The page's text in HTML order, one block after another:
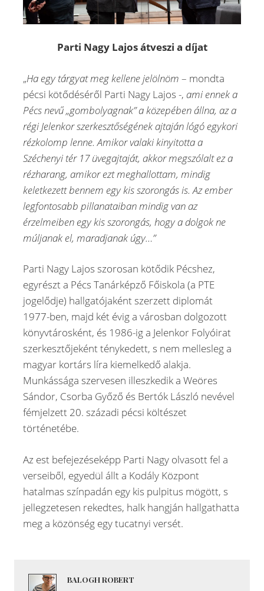
Parti Nagy Lajos átveszi a díjat
„Ha egy tárgyat meg kellene jelölnöm – mondta
pécsi kötődéséről Parti Nagy Lajos -, ami ennek a
Pécs nevű „gombolyagnak” a közepében állna, az a
régi Jelenkor szerkesztőségének ajtaján lógó egykori
rézkolomp lenne. Amikor valaki kinyitotta a
Széchenyi tér 17 üvegajtaját, akkor megszólalt ez a
rézharang, amikor ezt meghallottam, mindig
keletkezett bennem egy kis szorongás is. Az ember
legfontosabb pillanataiban mindig van az
érzelmeiben egy kis szorongás, hogy a dolgok ne
múljanak el, maradjanak úgy…”
Parti Nagy Lajos szorosan kötődik Pécshez,
egyrészt a Pécs Tanárképző Főiskola (a PTE
jogelődje) hallgatójaként szerzett diplomát
1977-ben, majd két évig a városban dolgozott
könyvtárosként, és 1986-ig a Jelenkor Folyóirat
szerkesztőjeként ténykedett, s nem mellesleg a
magyar kortárs líra kiemelkedő alakja.
Munkássága szervesen illeszkedik a Weöres
Sándor, Csorba Győző és Bertók László nevével
fémjelzett 20. századi pécsi költészet
történetébe.
Az est befejezéseképp Parti Nagy olvasott fel a
verseiből, egyedül állt a Kodály Központ
hatalmas színpadán egy kis pulpitus mögött, s
jellegzetesen rekedtes, halk hangján hallgathatta
meg a közönség egy tucatnyi versét.
BALOGH ROBERT